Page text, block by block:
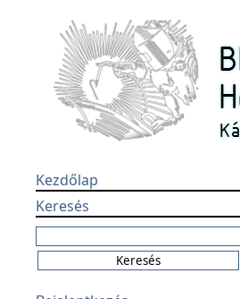
Kezdőlap
Keresés